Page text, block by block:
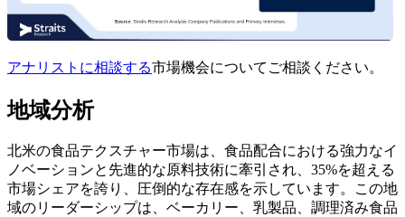
アナリストに相談する市場機会についてご相談ください。
地域分析
北米の食品テクスチャー市場は、食品配合における強力なイ
ノベーションと先進的な原料技術に牽引され、35%を超える
市場シェアを誇り、圧倒的な存在感を示しています。この地
域のリーダーシップは、ベーカリー、乳製品、調理済み食品